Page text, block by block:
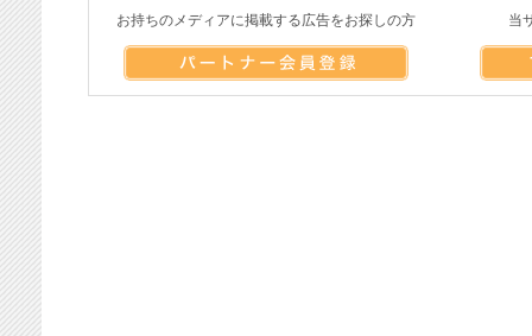
お持ちのメディアに掲載する広告をお探しの方 当